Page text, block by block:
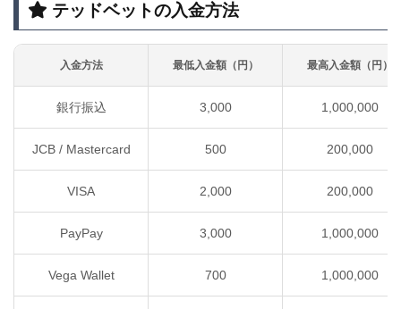
テッドベットの入金方法
入金方法 最低入金額（円） 最高入金額（円）
銀行振込 3,000 1,000,000
JCB / Mastercard 500 200,000
VISA 2,000 200,000
PayPay 3,000 1,000,000
Vega Wallet 700 1,000,000